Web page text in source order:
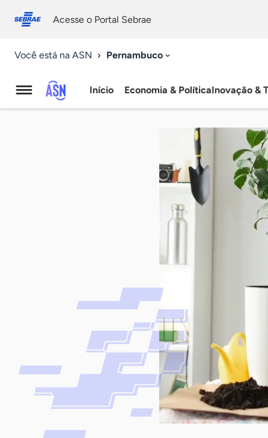
conosco
Acesse o Portal Sebrae
Você está na ASN Pernambuco
Agência
Início Economia & PolíticaInovação &